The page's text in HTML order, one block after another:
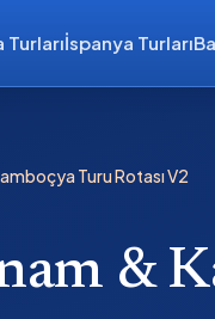
Turlarıİspanya Turları
Turu Rotası V2
&